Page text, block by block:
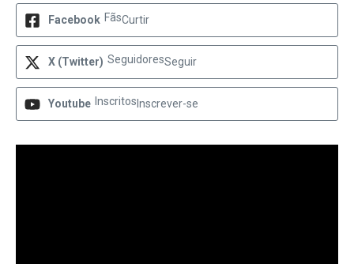
Facebook FãsCurtir
X (Twitter) SeguidoresSeguir
Youtube Inscritos Inscrever-se